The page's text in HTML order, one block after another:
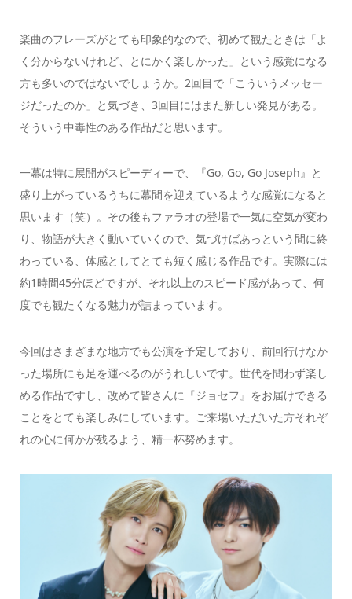
楽曲のフレーズがとても印象的なので、初めて観たときは「よ
く分からないけれど、とにかく楽しかった」という感覚になる
方も多いのではないでしょうか。2回目で「こういうメッセー
ジだったのか」と気づき、3回目にはまた新しい発見がある。
そういう中毒性のある作品だと思います。
一幕は特に展開がスピーディーで、『Go, Go, Go Joseph』と
盛り上がっているうちに幕間を迎えているような感覚になると
思います（笑）。その後もファラオの登場で一気に空気が変わ
り、物語が大きく動いていくので、気づけばあっという間に終
わっている、体感としてとても短く感じる作品です。実際には
約1時間45分ほどですが、それ以上のスピード感があって、何
度でも観たくなる魅力が詰まっています。
今回はさまざまな地方でも公演を予定しており、前回行けなか
った場所にも足を運べるのがうれしいです。世代を問わず楽し
める作品ですし、改めて皆さんに『ジョセフ』をお届けできる
ことをとても楽しみにしています。ご来場いただいた方それぞ
れの心に何かが残るよう、精一杯努めます。